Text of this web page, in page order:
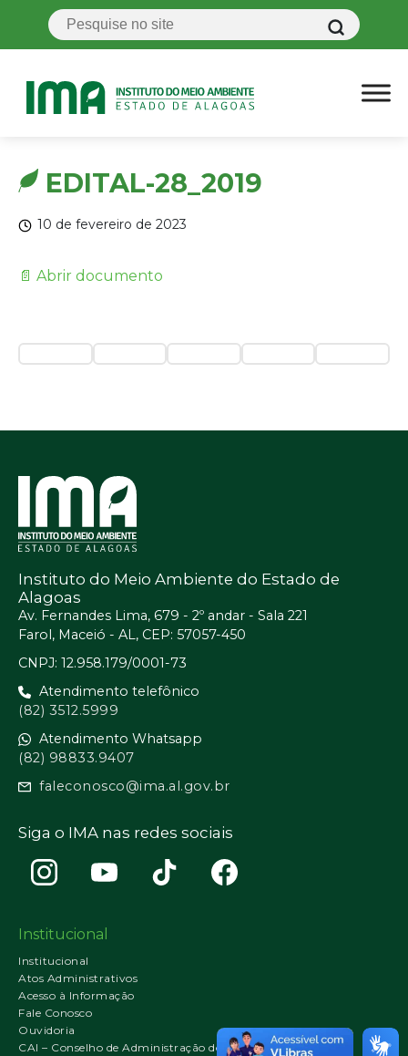
EDITAL-28_2019
10 de fevereiro de 2023
📄 Abrir documento
Instituto do Meio Ambiente do Estado de
Alagoas
Av. Fernandes Lima, 679 - 2º andar - Sala 221
Farol, Maceió - AL, CEP: 57057-450
CNPJ: 12.958.179/0001-73
Atendimento telefônico
(82) 3512.5999
Atendimento Whatsapp
(82) 98833.9407
faleconosco@ima.al.gov.br
Siga o IMA nas redes sociais
Institucional
Institucional
Atos Administrativos
Acesso à Informação
Fale Conosco
Ouvidoria
CAI – Conselho de Administração do IMA